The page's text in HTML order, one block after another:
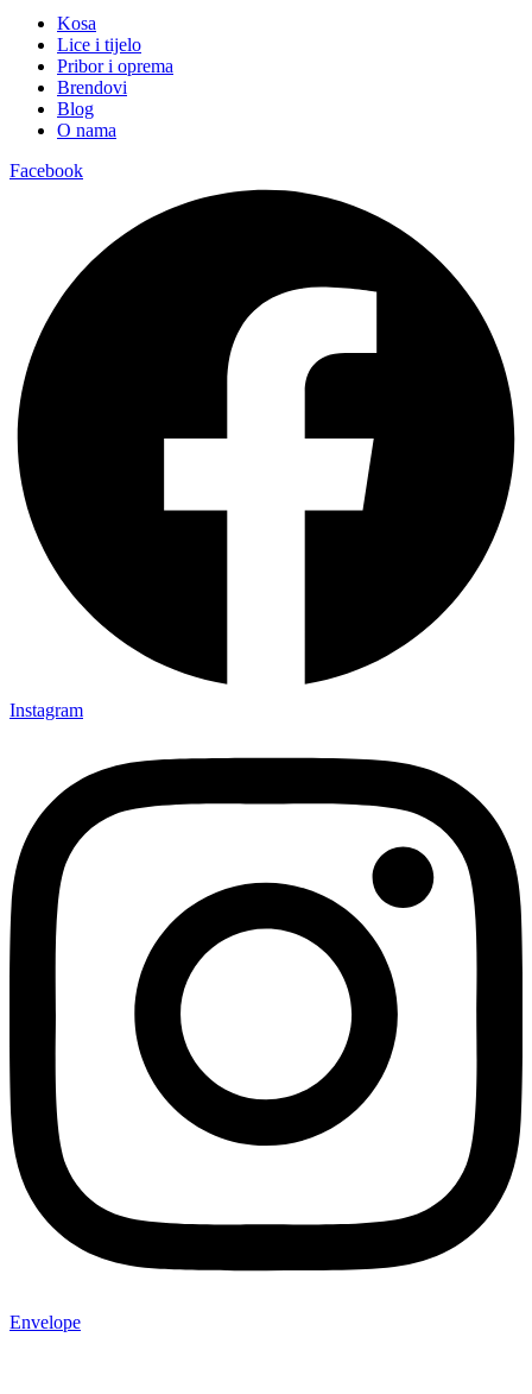
Kosa
Lice i tijelo
Pribor i oprema
Brendovi
Blog
O nama
Facebook
Instagram
Envelope